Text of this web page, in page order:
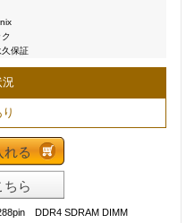
ク
久保証
況
れる
ちら
DDR4 SDRAM DIMM